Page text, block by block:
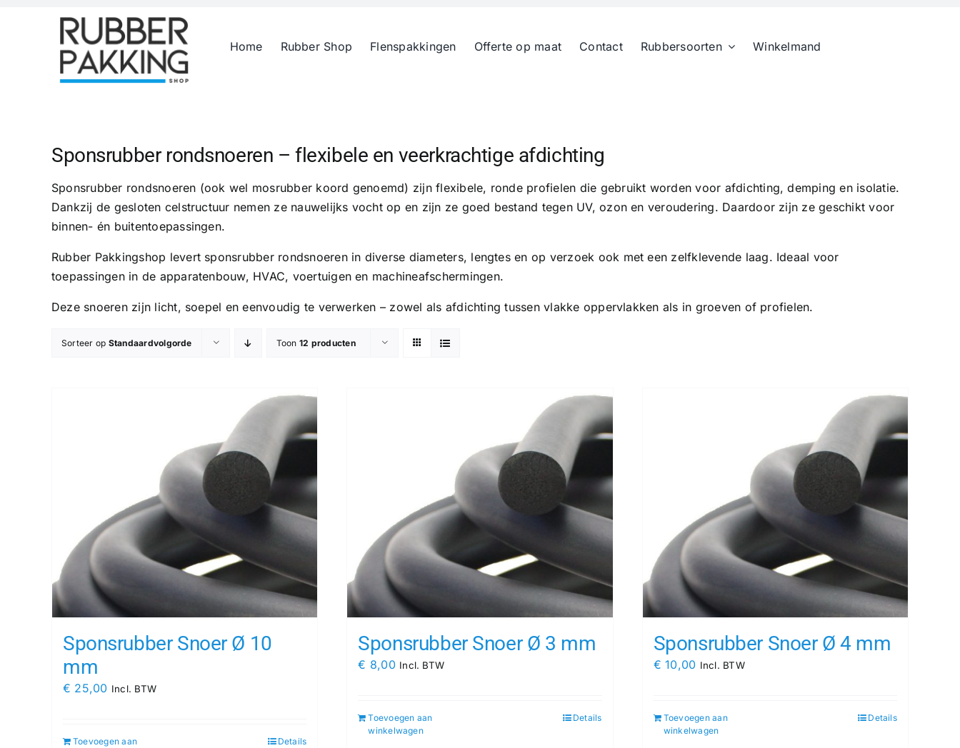
Home Rubber Shop Flenspakkingen Offerte op maat Contact Rubbersoorten Winkelmand
Sponsrubber rondsnoeren – flexibele en veerkrachtige afdichting
Sponsrubber rondsnoeren (ook wel mosrubber koord genoemd) zijn flexibele, ronde profielen die gebruikt worden voor afdichting, demping en isolatie.
Dankzij de gesloten celstructuur nemen ze nauwelijks vocht op en zijn ze goed bestand tegen UV, ozon en veroudering. Daardoor zijn ze geschikt voor
binnen- én buitentoepassingen.
Rubber Pakkingshop levert sponsrubber rondsnoeren in diverse diameters, lengtes en op verzoek ook met een zelfklevende laag. Ideaal voor
toepassingen in de apparatenbouw, HVAC, voertuigen en machineafschermingen.
Deze snoeren zijn licht, soepel en eenvoudig te verwerken – zowel als afdichting tussen vlakke oppervlakken als in groeven of profielen.
Sorteer op Standaardvolgorde Toon 12 producten
Sponsrubber Snoer Ø 10
mm
€ 25,00 Incl. BTW
Toevoegen aan
Details
Sponsrubber Snoer Ø 3 mm
€ 8,00 Incl. BTW
Toevoegen aan
winkelwagen
Details
Sponsrubber Snoer Ø 4 mm
€ 10,00 Incl. BTW
Toevoegen aan
winkelwagen
Details